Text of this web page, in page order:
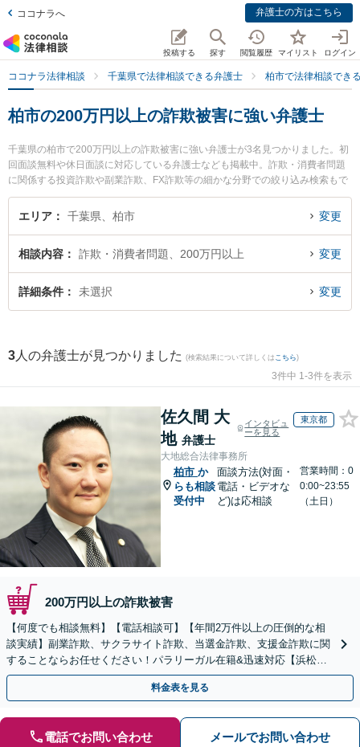
ココナラへ 弁護士の方はこちら
投稿する 探す 閲覧履歴 マイリスト ログイン
ココナラ法律相談 千葉県で法律相談できる弁護士 柏市で法律相談でき
柏市の200万円以上の詐欺被害に強い弁護士
千葉県の柏市で200万円以上の詐欺被害に強い弁護士が3名見つかりました。初
回面談無料や休日面談に対応している弁護士なども掲載中。詐欺・消費者問題
に関係する投資詐欺や副業詐欺、FX詐欺等の細かな分野での絞り込み検索もで
き便利です。特にアポロ法律事務所の原 康樹弁護士やアポロ法律事務所の関谷
恵美弁護士、虎ノ門法律経済事務所 柏支店の吉田 翼弁護士のプロフィール情報
以上の詐欺被害のトラブル解決の実績豊富な近くの弁護士を検索したい』『初
回相談無料で200万円以上の詐欺被害を法律相談できる柏市内の弁護士に相談
予約したい』などでお困りの相談者さんにおすすめです。
エリア 千葉県、柏市 変更
相談内容 詐欺・消費者問題、200万円以上 変更
詳細条件 未選択 変更
3 人の弁護士が見つかりました (検索結果について詳しくは こちら)
3件中 1-3件を表示
佐久間 大
地 弁護士
インタビュ
ーを見る
東京都
大地総合法律事務所
柏市 か
らも相談
受付中
面談方法(対面・
電話・ビデオな
ど)は応相談
営業時間：0
0:00~23:55
（土日）
200万円以上の詐欺被害
【何度でも相談無料】【電話相談可】【年間2万件以上の圧倒的な相
談実績】副業詐欺、サクラサイト詐欺、当選金詐欺、支援金詐欺に関
することならお任せください！パラリーガル在籍&迅速対応【浜松町
駅1分】※結婚詐欺・ロマンス詐欺に関するご相談はお断り
料金表を見る
電話でお問い合わせ メールでお問い合わせ